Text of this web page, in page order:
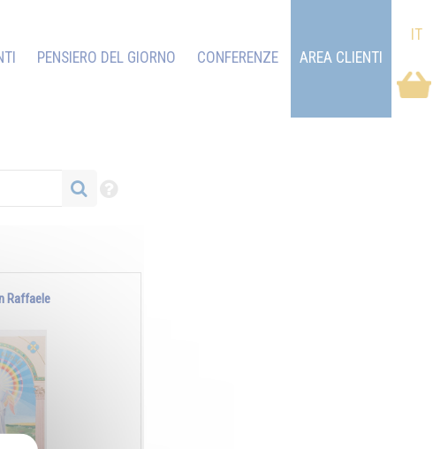
PENSIERO DEL GIORNO CONFERENZE AREA CLIENTI
IT
Raffaele